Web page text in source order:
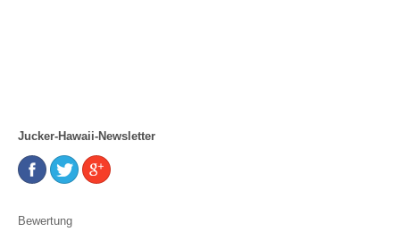
Jucker-Hawaii-Newsletter
Bewertung